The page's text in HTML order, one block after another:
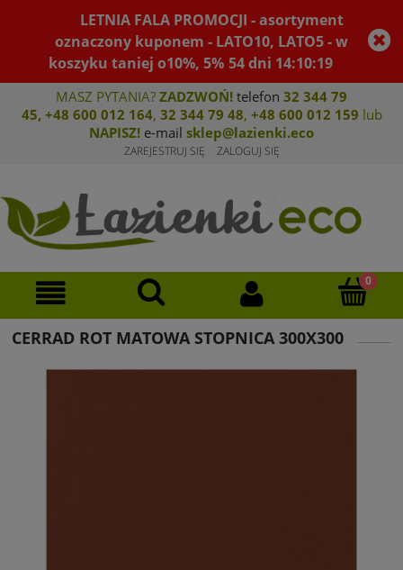
LETNIA FALA PROMOCJI - asortyment
oznaczony kuponem - LATO10, LATO5 - w
koszyku taniej o10%, 5% 54dni 14:10:19
MASZ PYTANIA? ZADZWOŃ! telefon 32 344 79
45, +48 600 012 164, 32 344 79 48, +48 600 012 159 lub
NAPISZ! e-mail sklep@lazienki.eco
ZAREJESTRUJ SIĘ ZALOGUJ SIĘ
CERRAD ROT MATOWA STOPNICA 300X300